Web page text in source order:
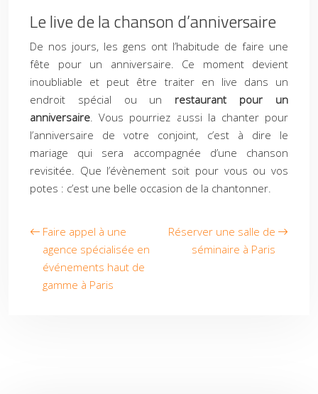
Le live de la chanson d’anniversaire
De nos jours, les gens ont l’habitude de faire une
fête pour un anniversaire. Ce moment devient
inoubliable et peut être traiter en live dans un
endroit spécial ou un restaurant pour un
anniversaire. Vous pourriez aussi la chanter pour
l’anniversaire de votre conjoint, c’est à dire le
mariage qui sera accompagnée d’une chanson
revisitée. Que l’évènement soit pour vous ou vos
potes : c’est une belle occasion de la chantonner.
Faire appel à une
agence spécialisée en
événements haut de
gamme à Paris
Réserver une salle de
séminaire à Paris